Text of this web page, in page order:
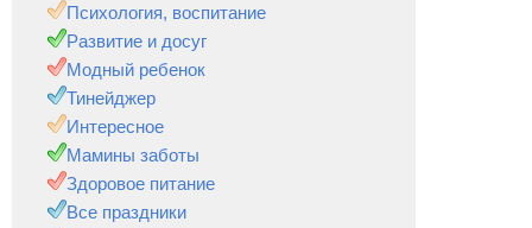
Психология, воспитание
Развитие и досуг
Модный ребенок
Тинейджер
Интересное
Мамины заботы
Здоровое питание
Все праздники